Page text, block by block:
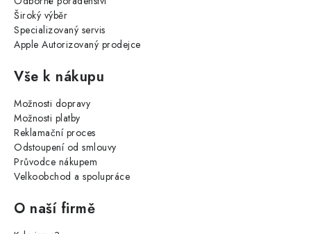
Široký výběr
Specializovaný servis
Apple Autorizovaný prodejce
Vše k nákupu
Možnosti dopravy
Možnosti platby
Reklamační proces
Odstoupení od smlouvy
Průvodce nákupem
Velkoobchod a spolupráce
O naší firmě